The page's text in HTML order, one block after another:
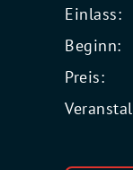
Einlass:
Beginn:
Preis: